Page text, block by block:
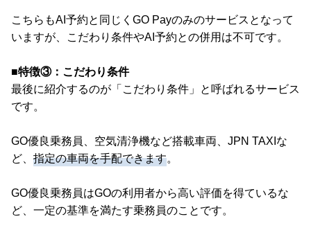
こちらもAI予約と同じくGO Payのみのサービスとなって
いますが、こだわり条件やAI予約との併用は不可です。
■特徴③：こだわり条件
最後に紹介するのが「こだわり条件」と呼ばれるサービス
です。
GO優良乗務員、空気清浄機など搭載車両、JPN TAXIな
ど、 指定の車両を手配できます。
GO優良乗務員はGOの利用者から高い評価を得ているな
ど、一定の基準を満たす乗務員のことです。